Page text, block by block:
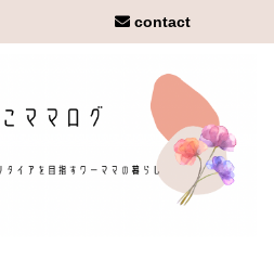
contact